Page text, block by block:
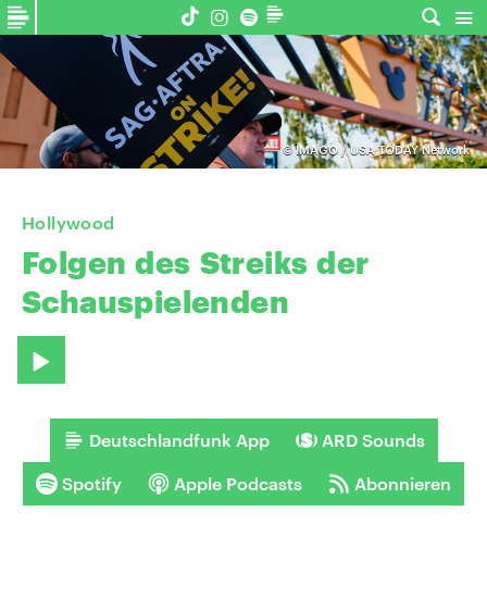
©IMAGO / USA TODAY Network
Hollywood
Folgen des Streiks der
Schauspielenden
Deutschlandfunk App ARD Sounds
Spotify Apple Podcasts Abonnieren